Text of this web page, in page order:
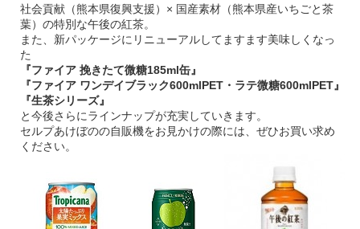
社会貢献（熊本県復興支援）× 国産素材（熊本県産いちごと茶
葉）の特別な午後の紅茶。
また、新パッケージにリニューアルしてますます美味しくなっ
た
『ファイア 挽きたて微糖185ml缶』
『ファイア ワンデイブラック600mlPET ・ラテ微糖600mlPET』
『生茶シリーズ』
と今後さらにラインナップが充実していきます。
セルプあけぼのの自販機をお見かけの際には、ぜひお買い求め
ください。